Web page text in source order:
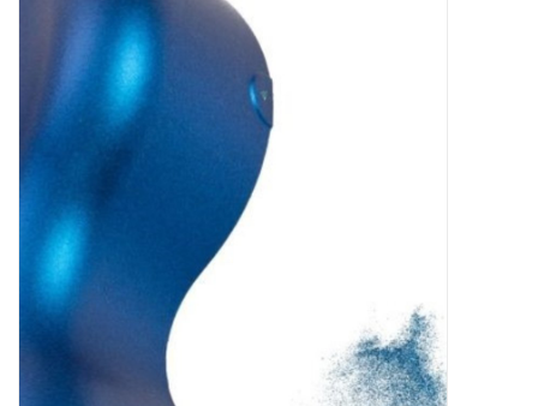
accesorios Dippen
FullCarX® Detailing